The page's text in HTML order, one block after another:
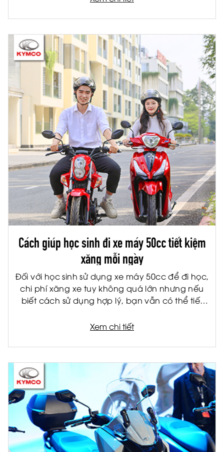
Cách giúp học sinh đi xe máy 50cc tiết kiệm
xăng mỗi ngày
Đối với học sinh sử dụng xe máy 50cc để đi học,
chi phí xăng xe tuy không quá lớn nhưng nếu
biết cách sử dụng hợp lý, bạn vẫn có thể tiết
chi phí cho gia đình, việc tiết kiệm nhiên liệu còn
hóc về lâu dài.
Xem chi tiết